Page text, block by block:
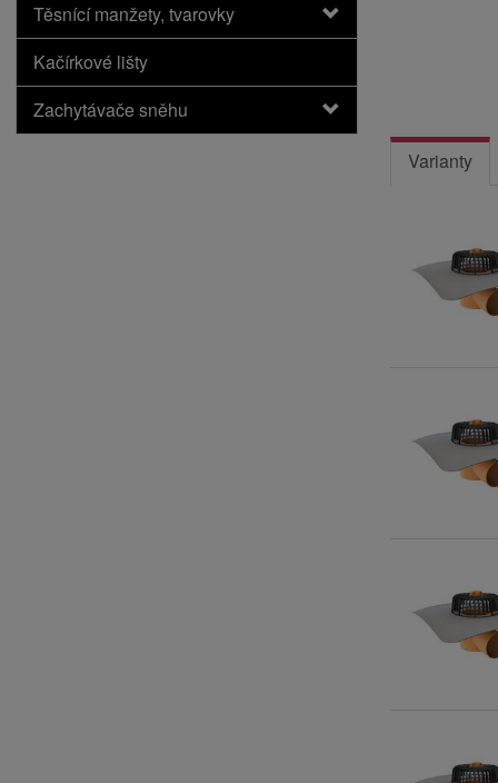
Těsnící manžety, tvarovky
Kačírkové lišty
Zachytávače sněhu
Varianty